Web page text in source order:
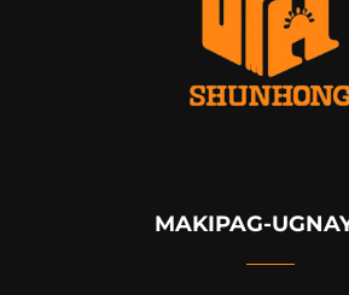
MAKIPAG-